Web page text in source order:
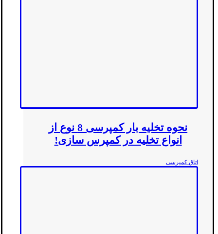
نحوه تخلیه بار کمپرسی 8 نوع از
انواع تخلیه در کمپرس سازی!
اتاق کمپرسی